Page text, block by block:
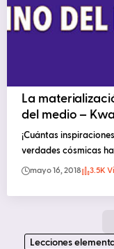
La
del medio –
¡Cuántas
verdades cósmicas
mayo 16, 2018 3.5K
Lecciones